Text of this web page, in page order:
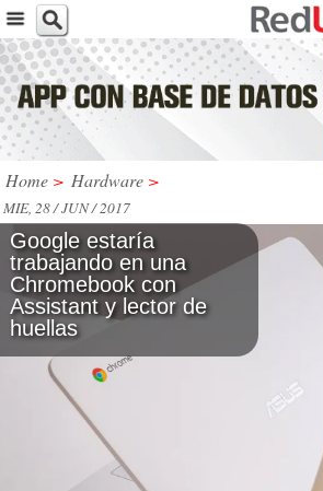
Home > Hardware >
MIE, 28 / JUN / 2017
Google estaría
trabajando en una
Chromebook con
Assistant y lector de
huellas